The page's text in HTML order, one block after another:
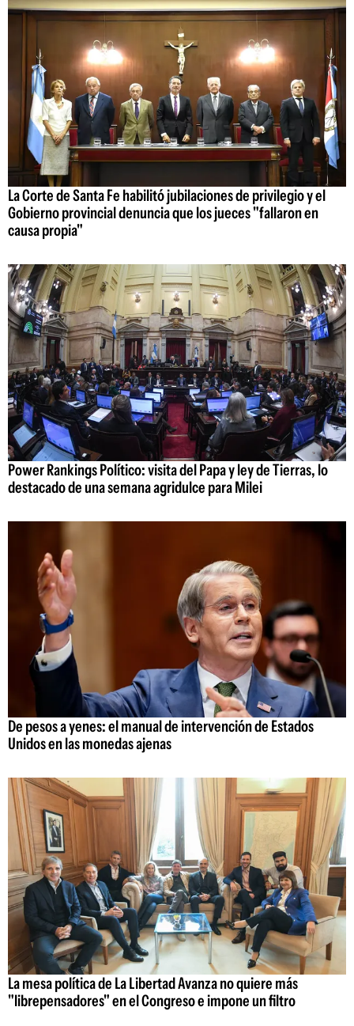
La Corte de Santa Fe habilitó jubilaciones de privilegio y el
Gobierno provincial denuncia que los jueces "fallaron en
causa propia"
Power Rankings Político: visita del Papa y ley de Tierras, lo
destacado de una semana agridulce para Milei
De pesos a yenes: el manual de intervención de Estados
Unidos en las monedas ajenas
La mesa política de La Libertad Avanza no quiere más
"librepensadores" en el Congreso e impone un filtro